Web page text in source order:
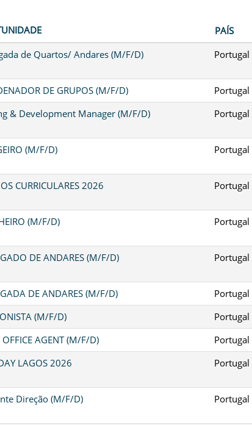
PAÍS
de Quartos/ Andares (M/F/D) Portugal
DE GRUPOS (M/F/D) Portugal
& Development Manager (M/F/D) Portugal
(M/F/D) Portugal
CURRICULARES 2026 Portugal
(M/F/D) Portugal
DE ANDARES (M/F/D) Portugal
DE ANDARES (M/F/D) Portugal
(M/F/D) Portugal
OFFICE AGENT (M/F/D) Portugal
LAGOS 2026 Portugal
Direção (M/F/D) Portugal